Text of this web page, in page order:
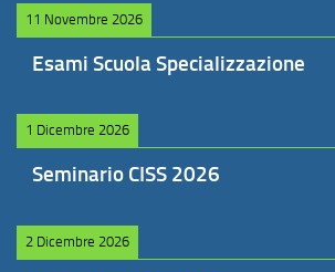
11 Novembre 2026
Esami Scuola Specializzazione
1 Dicembre 2026
Seminario CISS 2026
2 Dicembre 2026